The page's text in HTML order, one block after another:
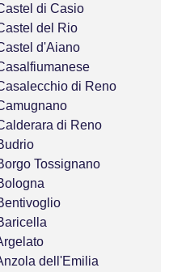
di Casio
del Rio
d'Aiano
di Reno
di Reno
Tossignano
dell'Emilia